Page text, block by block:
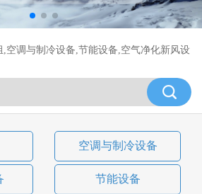
,空调与制冷设备,节能设备,空气净化新风设
,河南盛天科技有限公司
空调与制冷设备
节能设备